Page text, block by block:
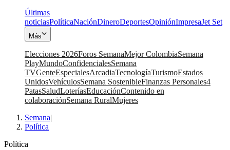
Últimas
noticiasPolíticaNaciónDineroDeportesOpiniónImpresaJet Set
Más
Elecciones 2026Foros SemanaMejor ColombiaSemana
PlayMundoConfidencialesSemana
TVGenteEspecialesArcadiaTecnologíaTurismoEstados
UnidosVehículosSemana SostenibleFinanzas Personales4
PatasSaludLoteríasEducaciónContenido en
colaboraciónSemana RuralMujeres
Semana|
Política
Política